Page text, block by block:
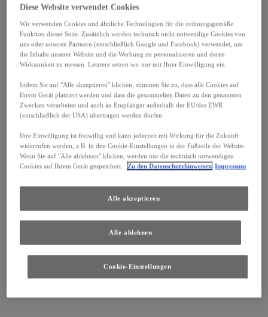
Diese Website verwendet Cookies
Wir verwenden Cookies und ähnliche Technologien für die ordnungsgemäße
Funktion dieser Seite. Zusätzlich werden technisch nicht notwendige Cookies von
uns oder unseren Partnern (einschließlich Google und Facebook) verwendet, um
die Inhalte unserer Website und die Werbung zu personalisieren und deren
Wirksamkeit zu messen. Letztere setzen wir nur mit Ihrer Einwilligung ein.
Indem Sie auf "Alle akzeptieren" klicken, stimmen Sie zu, dass alle Cookies auf
Ihrem Gerät platziert werden und dass die gesammelten Daten zu den genannten
Zwecken verarbeitet und auch an Empfänger außerhalb der EU/des EWR
(einschließlich der USA) übertragen werden dürfen.
Ihre Einwilligung ist freiwillig und kann jederzeit mit Wirkung für die Zukunft
widerrufen werden, z.B. in den Cookie-Einstellungen in der Fußzeile der Website.
Wenn Sie auf "Alle ablehnen" klicken, werden nur die technisch notwendigen
Cookies auf Ihrem Gerät gespeichert.
Zu den Datenschutzhinweisen Impressum
Cookie-Einstellungen
Alle ablehnen
Alle akzeptieren